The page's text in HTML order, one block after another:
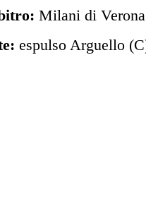
Milani di
espulso Arguello